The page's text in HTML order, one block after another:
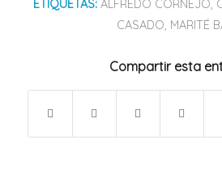
ETIQUETAS: ALFREDO CORNEJO
CASADO MARITÉ
Compartir esta